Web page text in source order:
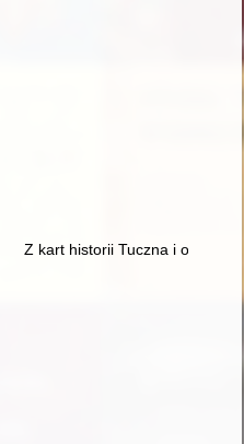
- Józef Piłsudski : żałoba
Z kart historii Tuczna i okolic :